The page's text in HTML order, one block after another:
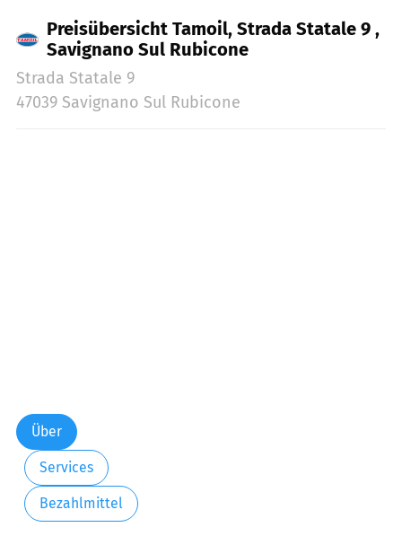
Preisübersicht Tamoil, Strada Statale 9 ,
Savignano Sul Rubicone
Strada Statale 9
47039 Savignano Sul Rubicone
Über
Services
Bezahlmittel